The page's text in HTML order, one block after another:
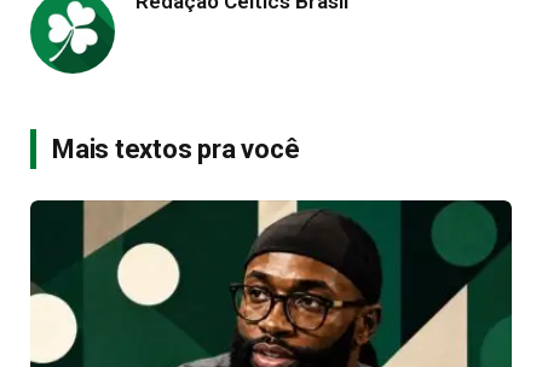
Mais textos pra você